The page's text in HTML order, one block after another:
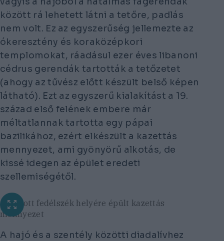
között rá lehetett látni a tetőre, padlás
nem volt. Ez az egyszerűség jellemezte az
ókeresztény és koraközépkori
templomokat, ráadásul ezer éves libanoni
cédrus gerendák tartották a tetőzetet
(ahogy az tűvész előtt készült belső képen
látható). Ezt az egyszerű kialakítást a 19.
század első felének embere már
méltatlannak tartotta egy pápai
bazilikához, ezért elkészült a kazettás
mennyezet, ami gyönyörű alkotás, de
kissé idegen az épület eredeti
szellemiségétől.
A nyitott fedélszék helyére épült kazettás
mennyezet
A hajó és a szentély közötti diadalívhez